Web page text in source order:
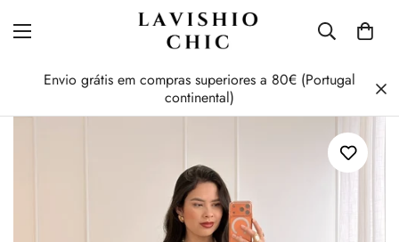
Envio grátis em compras superiores a 80€ (Portugal
continental)